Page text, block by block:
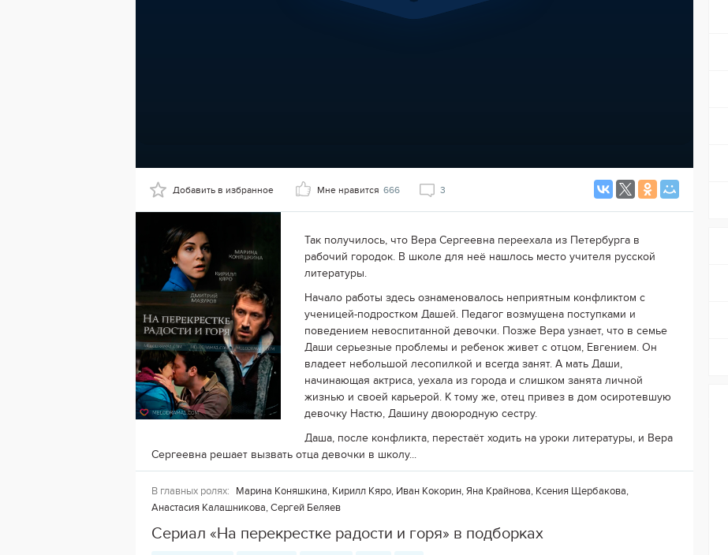
Добавить в избранное Мне нравится 666 3
Так получилось, что Вера Сергеевна переехала из Петербурга в
рабочий городок. В школе для неё нашлось место учителя русской
литературы.
Начало работы здесь ознаменовалось неприятным конфликтом с
ученицей-подростком Дашей. Педагог возмущена поступками и
поведением невоспитанной девочки. Позже Вера узнает, что в семье
Даши серьезные проблемы и ребенок живет с отцом, Евгением. Он
владеет небольшой лесопилкой и всегда занят. А мать Даши,
начинающая актриса, уехала из города и слишком занята личной
жизнью и своей карьерой. К тому же, отец привез в дом осиротевшую
девочку Настю, Дашину двоюродную сестру.
Даша, после конфликта, перестаёт ходить на уроки литературы, и Вера
Сергеевна решает вызвать отца девочки в школу...
В главных ролях:
Марина Коняшкина, Кирилл Кяро, Иван Кокорин, Яна Крайнова, Ксения Щербакова,
Анастасия Калашникова, Сергей Беляев
Сериал «На перекрестке радости и горя» в подборках